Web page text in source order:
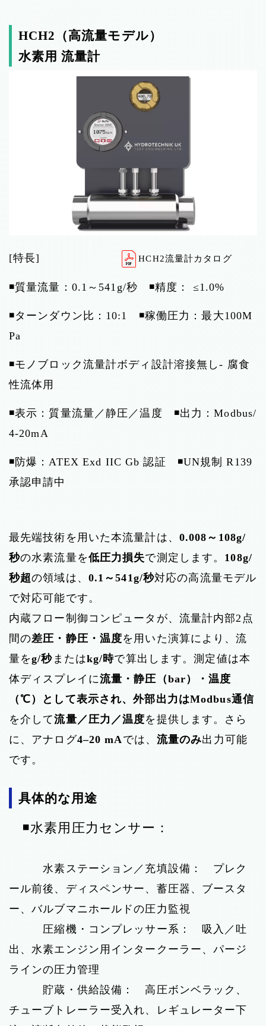
HCH2（高流量モデル）
水素用 流量計
[特長] HCH2流量計カタログ
◾️質量流量：0.1～541g/秒 ◾️精度： ≤1.0%
◾️ターンダウン比：10:1 ◾️稼働圧力：最大100M
Pa
◾️モノブロック流量計ボディ設計溶接無し- 腐食
性流体用
◾️表示：質量流量／静圧／温度 ◾️出力：Modbus/
4-20mA
◾️防爆：ATEX Exd IIC Gb 認証 ◾️UN規制 R139
承認申請中
最先端技術を用いた本流量計は、 0.008～108g/
秒の水素流量を低圧力損失で測定します。 108g/
秒超の領域は、 0.1～541g/秒対応の高流量モデル
で対応可能です。
内蔵フロー制御コンピュータが、流量計内部2点
間の差圧・静圧・温度を用いた演算により、流
量をg/秒 またはkg/時で算出します。測定値は本
体ディスプレイに流量・静圧（bar）・温度
（℃）として表示され、外部出力はModbus通信
を介して流量／圧力／温度を提供します。さら
に、アナログ4–20 mAでは、 流量のみ出力可能
です。
具体的な用途
◾️水素用圧力センサー：
水素ステーション／充填設備： プレク
ール前後、ディスペンサー、蓄圧器、ブースタ
ー、バルブマニホールドの圧力監視
圧縮機・コンプレッサー系： 吸入／吐
出、水素エンジン用インタークーラー、パージ
ラインの圧力管理
貯蔵・供給設備： 高圧ボンベラック、
チューブトレーラー受入れ、レギュレーター下